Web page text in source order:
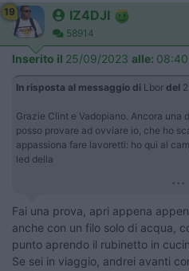
19 IZ4DJI
58914
Inserito il 25/09/2023 alle:
In risposta al messaggio di Lbor del
Grazie Clint e Vadopiano. Ancora una
posso provare ad ovviare io, che ho
appassiona fare lavoretti: ho qui al
led della
...
Fai una prova, apri appena
anche con un filo solo di acqua,
punto aprendo il rubinetto in
Se sei in viaggio, andrei avanti